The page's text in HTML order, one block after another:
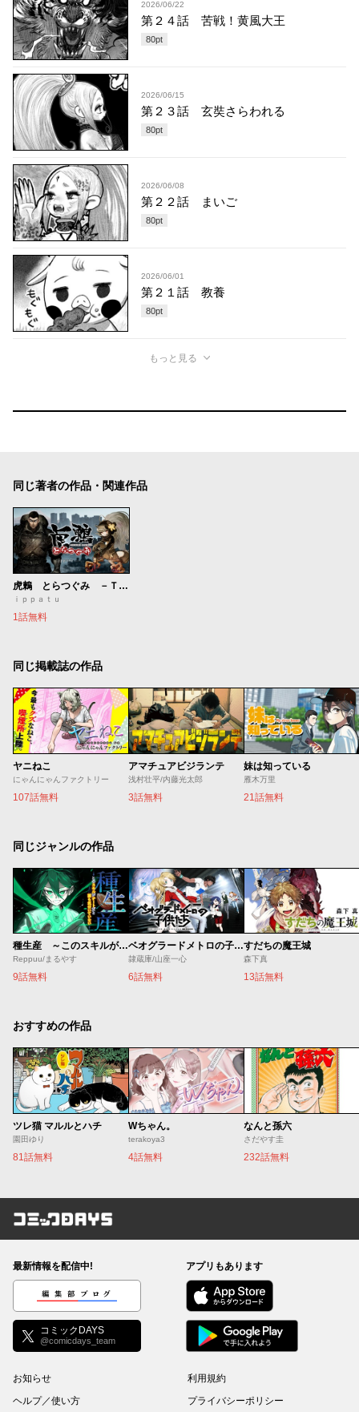
2026/06/22
第２４話 苦戦！黄風大王
80pt
2026/06/15
第２３話 玄奘さらわれる
80pt
2026/06/08
第２２話 まいご
80pt
2026/06/01
第２１話 教養
80pt
もっと見る
同じ著者の作品・関連作品
虎鶫 とらつぐみ －ＴＳＵＧＵＭＩ ＰＲＯＪＥＣＴ－
ｉｐｐａｔｕ
1話無料
同じ掲載誌の作品
ヤニねこ
にゃんにゃんファクトリー
107話無料
アマチュアビジランテ
浅村壮平/内藤光太郎
3話無料
妹は知っている
雁木万里
21話無料
同じジャンルの作品
種生産 ～このスキルがチートだとまだ誰も気付いていない～
Reppuu/まるやす
9話無料
ベオグラードメトロの子供たち
隷蔵庫/山座一心
6話無料
すだちの魔王城
森下真
13話無料
おすすめの作品
ツレ猫 マルルとハチ
園田ゆり
81話無料
Wちゃん。
terakoya3
4話無料
なんと孫六
さだやす圭
232話無料
コミックDAYS
最新情報を配信中!
編集部ブログ
コミックDAYS
@comicdays_team
アプリもあります
お知らせ
ヘルプ／使い方
利用規約
プライバシーポリシー